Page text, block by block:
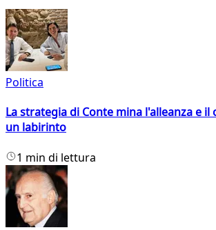
Politica
La strategia di Conte mina l'alleanza e il
un labirinto
1 min di lettura